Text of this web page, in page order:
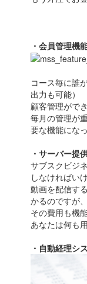
・会員管理機
コース毎に誰
出力も可能）
顧客管理がで
毎月の管理が
要な機能にな
・サーバー提
サブスクビジ
しなければい
動画を配信す
かるのですが、
その費用も機
あなたは何も
・自動経理シ